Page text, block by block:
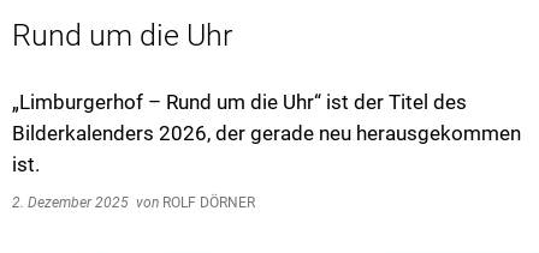
Rund um die Uhr
„Limburgerhof – Rund um die Uhr“ ist der Titel des
Bilderkalenders 2026, der gerade neu herausgekommen
ist.
2. Dezember 2025 von ROLF DÖRNER